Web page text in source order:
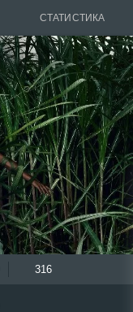
СТАТИСТИКА
316